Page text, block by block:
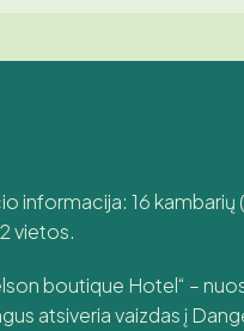
informacija: 16 kambarių
vietos.
boutique Hotel“ –
atsiveria vaizdas į